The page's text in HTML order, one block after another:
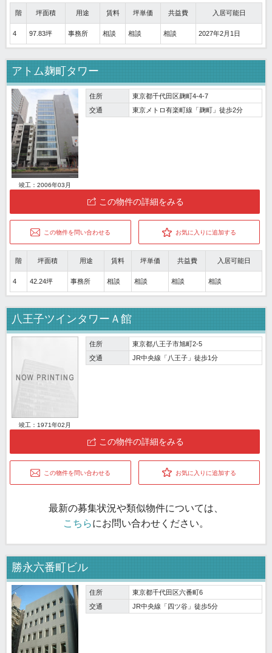
階 坪面積 用途 賃料 坪単価 共益費 入居可能日
4 97.83坪 事務所 相談 相談 相談 2027年2月1日
アトム麹町タワー
竣工：2006年03月
住所
東京都千代田区麹町4-4-7
交通
東京メトロ有楽町線「麹町」徒歩2分
この物件の詳細をみる
この物件を問い合わせる お気に入りに追加する
階 坪面積 用途 賃料 坪単価 共益費 入居可能日
4 42.24坪 事務所 相談 相談 相談 相談
八王子ツインタワーＡ館
竣工：1971年02月
住所
東京都八王子市旭町2-5
交通
JR中央線「八王子」徒歩1分
この物件の詳細をみる
この物件を問い合わせる お気に入りに追加する
最新の募集状況や類似物件については、
こちらにお問い合わせください。
勝永六番町ビル
住所
東京都千代田区六番町6
交通
JR中央線「四ツ谷」徒歩5分